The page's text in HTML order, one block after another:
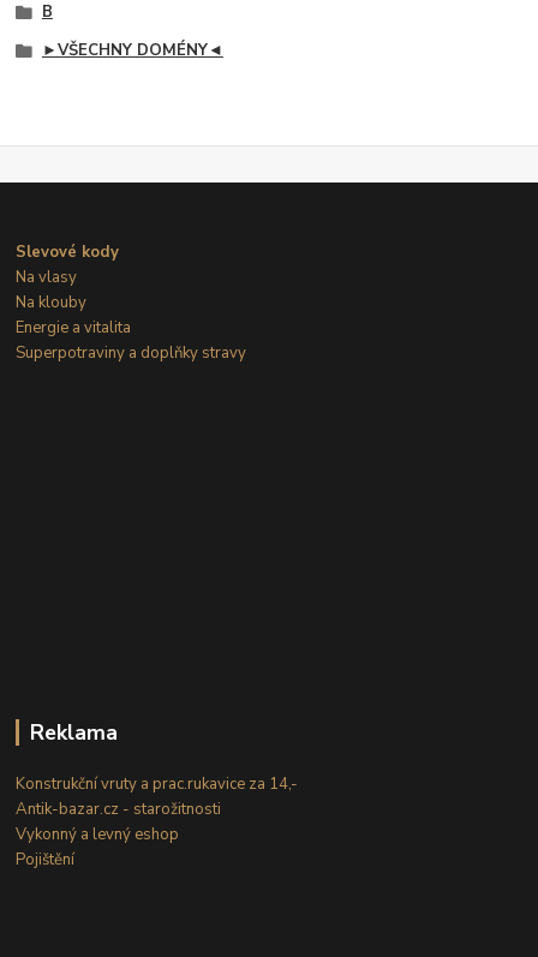
B
►VŠECHNY DOMÉNY◄
Slevové kody
Na vlasy
Na klouby
Energie a vitalita
Superpotraviny a doplňky stravy
Reklama
Konstrukční vruty a prac.rukavice za 14,-
Antik-bazar.cz - starožitnosti
Vykonný a levný eshop
Pojištění